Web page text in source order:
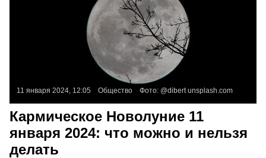
11 января 2024, 12:05 Общество Фото: @dibertunsplash.com
Кармическое Новолуние 11
января 2024: что можно и нельзя
делать